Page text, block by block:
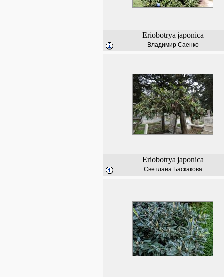
Eriobotrya japonica
Владимир Саенко
Eriobotrya japonica
Светлана Баскакова